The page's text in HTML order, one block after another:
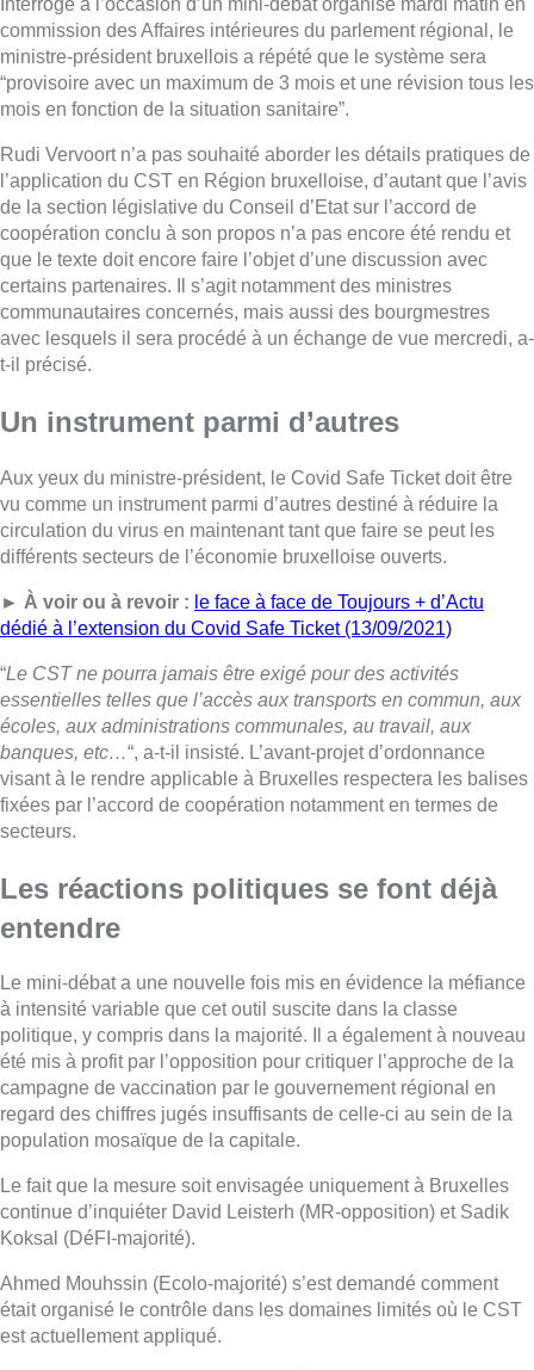
commission des Affaires intérieures du parlement régional, le
ministre-président bruxellois a répété que le système sera
“provisoire avec un maximum de 3 mois et une révision tous les
mois en fonction de la situation sanitaire”.
Rudi Vervoort n’a pas souhaité aborder les détails pratiques de
l’application du CST en Région bruxelloise, d’autant que l’avis
de la section législative du Conseil d’Etat sur l’accord de
coopération conclu à son propos n’a pas encore été rendu et
que le texte doit encore faire l’objet d’une discussion avec
certains partenaires. Il s’agit notamment des ministres
communautaires concernés, mais aussi des bourgmestres
avec lesquels il sera procédé à un échange de vue mercredi, a-
t-il précisé.
Un instrument parmi d’autres
Aux yeux du ministre-président, le Covid Safe Ticket doit être
vu comme un instrument parmi d’autres destiné à réduire la
circulation du virus en maintenant tant que faire se peut les
différents secteurs de l’économie bruxelloise ouverts.
► À voir ou à revoir : le face à face de Toujours + d’Actu
dédié à l’extension du Covid Safe Ticket (13/09/2021)
“Le CST ne pourra jamais être exigé pour des activités
essentielles telles que l’accès aux transports en commun, aux
écoles, aux administrations communales, au travail, aux
banques, etc…“, a-t-il insisté. L’avant-projet d’ordonnance
visant à le rendre applicable à Bruxelles respectera les balises
fixées par l’accord de coopération notamment en termes de
secteurs.
Les réactions politiques se font déjà
entendre
Le mini-débat a une nouvelle fois mis en évidence la méfiance
à intensité variable que cet outil suscite dans la classe
politique, y compris dans la majorité. Il a également à nouveau
été mis à profit par l’opposition pour critiquer l’approche de la
campagne de vaccination par le gouvernement régional en
regard des chiffres jugés insuffisants de celle-ci au sein de la
population mosaïque de la capitale.
Le fait que la mesure soit envisagée uniquement à Bruxelles
continue d’inquiéter David Leisterh (MR-opposition) et Sadik
Koksal (DéFI-majorité).
Ahmed Mouhssin (Ecolo-majorité) s’est demandé comment
était organisé le contrôle dans les domaines limités où le CST
est actuellement appliqué.